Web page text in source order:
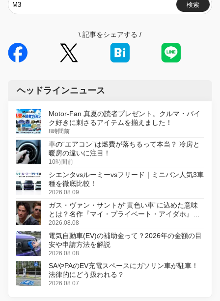
検索
\ 記事をシェアする /
ヘッドラインニュース
Motor-Fan 真夏の読者プレゼント。クルマ・バイ
ク好きに刺さるアイテムを揃えました！
8時間前
車の“エアコン”は燃費が落ちるって本当？ 冷房と
暖房の違いに注目！
10時間前
シエンタvsルーミーvsフリード｜ミニバン人気3車
種を徹底比較！
2026.08.09
ガス・ヴァン・サントが“黄色い車”に込めた意味
とは？名作『マイ・プライベート・アイダホ』が
初のデジタルリマスター版で復活
2026.08.08
電気自動車(EV)の補助金って？2026年の金額の目
安や申請方法を解説
2026.08.08
SAやPAのEV充電スペースにガソリン車が駐車！
法律的にどう扱われる？
2026.08.07